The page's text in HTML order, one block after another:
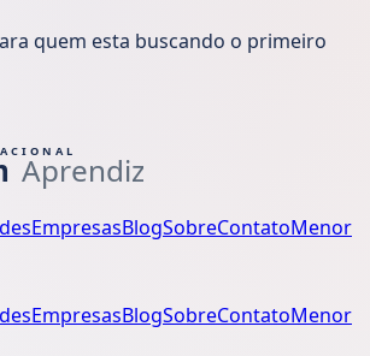
quem esta buscando o primeiro
EmpresasBlogSobreContatoMenor
EmpresasBlogSobreContatoMenor